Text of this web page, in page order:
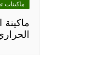
ماكينات